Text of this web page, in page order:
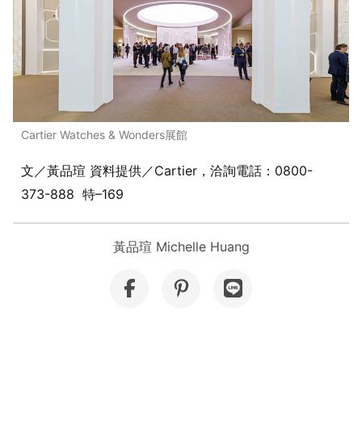
Cartier Watches & Wonders展館
文／黃品瑄 資料提供／Cartier，洽詢電話：0800-
373-888 特–169
黃品瑄 Michelle Huang